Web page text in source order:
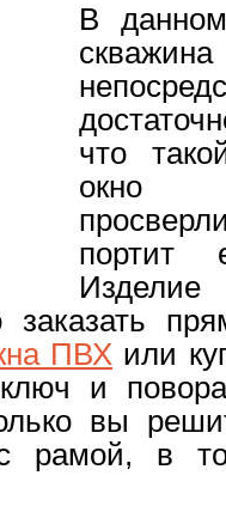
В
что
окно
портит
ПВХ или
и
вы
рамой, в